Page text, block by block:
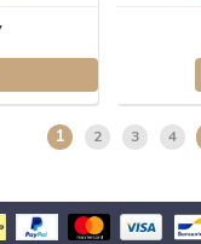
1 2 3 4